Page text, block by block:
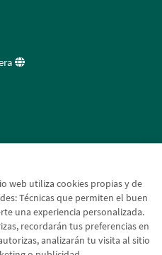
web utiliza cookies propias y de
Técnicas que permiten el buen
una experiencia personalizada.
recordarán tus preferencias en
analizarán tu visita al sitio